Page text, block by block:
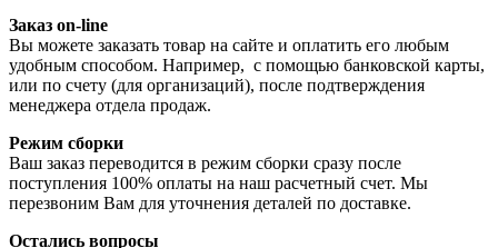
Заказ on-line
Вы можете заказать товар на сайте и оплатить его любым
удобным способом. Например, с помощью банковской карты,
или по счету (для организаций), после подтверждения
менеджера отдела продаж.
Режим сборки
Ваш заказ переводится в режим сборки сразу после
поступления 100% оплаты на наш расчетный счет. Мы
перезвоним Вам для уточнения деталей по доставке.
Остались вопросы